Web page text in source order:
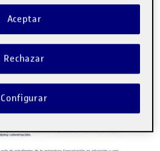
Rechazar
Aceptar
Configurar